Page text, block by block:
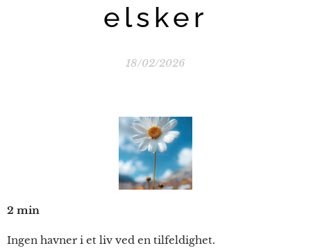
elsker
18/02/2026
2 min
Ingen havner i et liv ved en tilfeldighet.